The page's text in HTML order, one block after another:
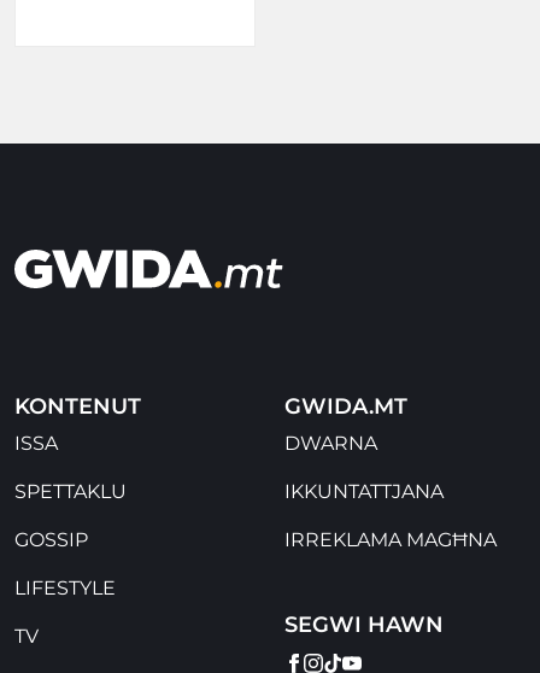
KONTENUT
ISSA
SPETTAKLU
GOSSIP
LIFESTYLE
TV
GWIDA.MT
DWARNA
IKKUNTATTJANA
IRREKLAMA MAGĦNA
SEGWI HAWN
FACEBOOK
INSTAGRAM
TIKTOK
YOUTUBE